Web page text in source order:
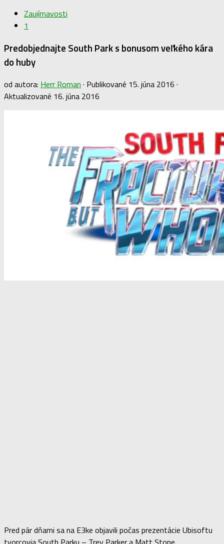
Zaujímavosti
1
Predobjednajte South Park s bonusom veľkého kára
do huby
od autora: Herr Roman · Publikované 15. júna 2016 ·
Aktualizované 16. júna 2016
Pred pár dňami sa na E3ke objavili počas prezentácie Ubisoftu